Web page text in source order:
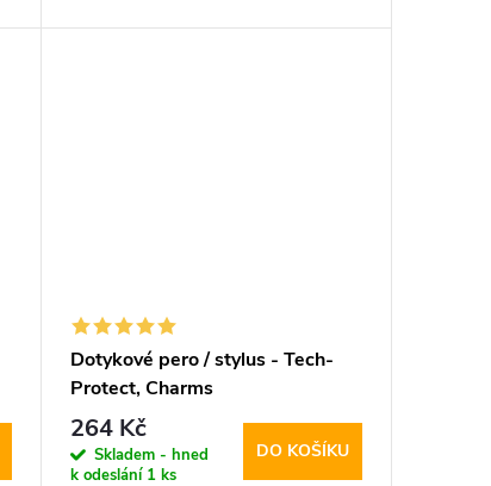
Dotykové pero / stylus - Tech-
Protect, Charms
Champagne/Gold
264 Kč
Skladem - hned
k odeslání 1 ks
DO KOŠÍKU